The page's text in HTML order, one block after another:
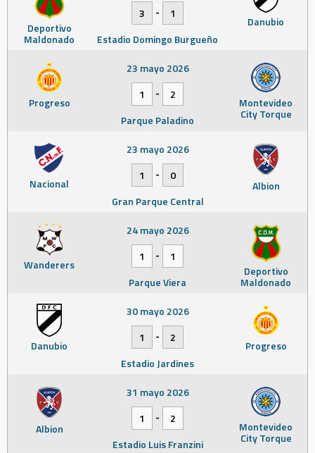
Deportivo
Maldonado
Danubio
3
-
1
Estadio Domingo Burgueño
Progreso Montevideo
City Torque
23 mayo 2026
1
-
2
Parque Paladino
Nacional Albion
23 mayo 2026
1
-
0
Gran Parque Central
Wanderers Deportivo
Maldonado
24 mayo 2026
1
-
1
Parque Viera
Danubio Progreso
30 mayo 2026
1
-
2
Estadio Jardines
Albion Montevideo
City Torque
31 mayo 2026
1
-
2
Estadio Luis Franzini